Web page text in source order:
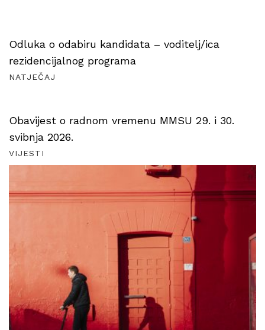
Odluka o odabiru kandidata – voditelj/ica
rezidencijalnog programa
NATJEČAJ
Obavijest o radnom vremenu MMSU 29. i 30.
svibnja 2026.
VIJESTI